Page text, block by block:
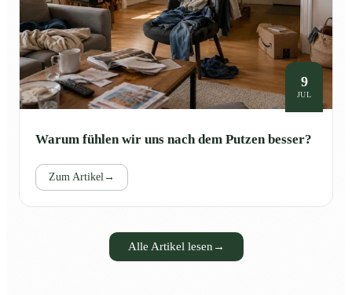
9
JUL
Warum fühlen wir uns nach dem Putzen besser?
Zum Artikel →
Alle Artikel lesen →